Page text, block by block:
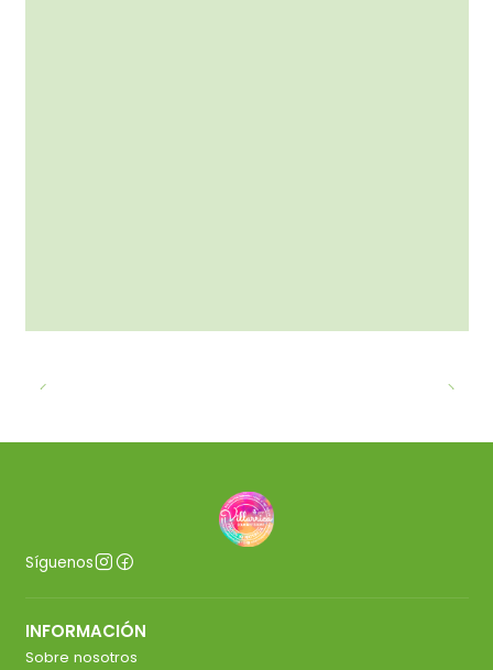
Síguenos
INFORMACIÓN
Sobre nosotros